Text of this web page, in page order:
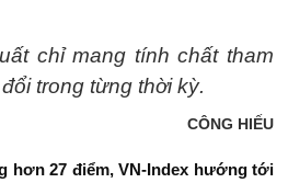
chỉ mang tính chất tham
trong từng thời kỳ.
CÔNG HIẾU
hơn 27 điểm, VN-Index hướng tới